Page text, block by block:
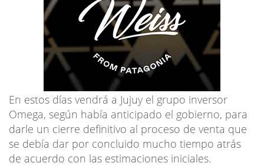
En estos días vendrá a Jujuy el grupo inversor
Omega, según había anticipado el gobierno, para
darle un cierre definitivo al proceso de venta que
se debía dar por concluido mucho tiempo atrás
de acuerdo con las estimaciones iniciales.